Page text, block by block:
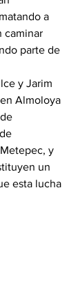
a
caminar
parte de
y Jarim
Almoloya
y
un
esta lucha